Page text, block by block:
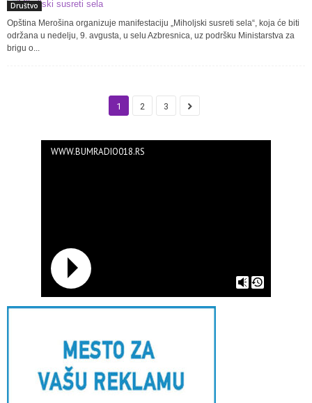
Društvo
Opština Merošina organizuje manifestaciju „Miholjski susreti sela“, koja će biti
održana u nedelju, 9. avgusta, u selu Azbresnica, uz podršku Ministarstva za
brigu o...
1 2 3
WWW.BUMRADIO018.RS